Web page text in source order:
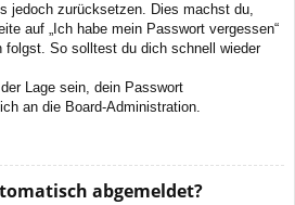
jedoch zurücksetzen. Dies machst du,
auf „Ich habe mein Passwort vergessen“
folgst. So solltest du dich schnell wieder
Lage sein, dein Passwort
an die Board-Administration.
abgemeldet?